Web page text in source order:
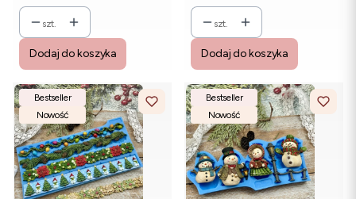
szt.
Dodaj do koszyka
szt.
Dodaj do koszyka
Bestseller
Nowość
Bestseller
Nowość